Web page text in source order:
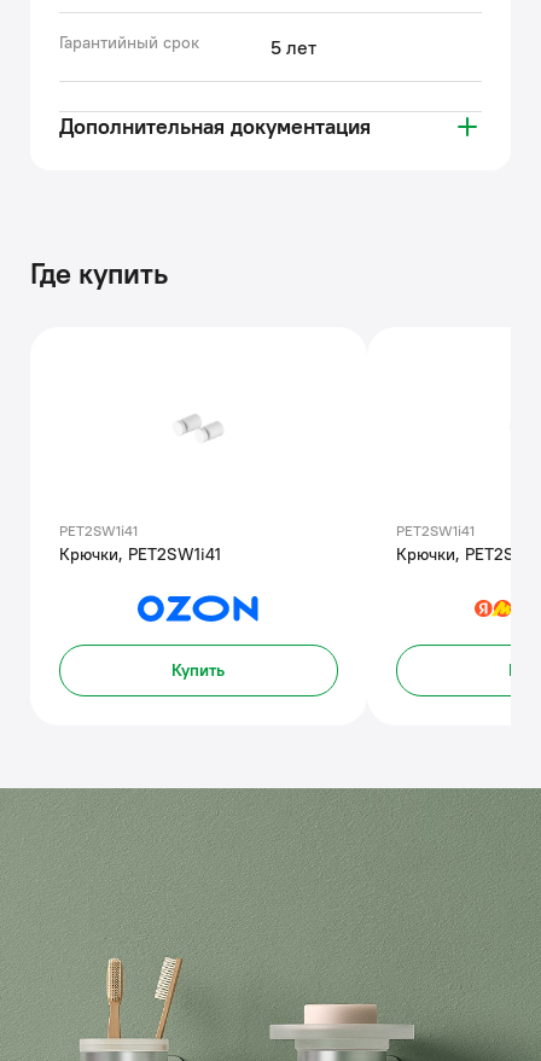
Гарантийный срок 5 лет
Дополнительная документация
Где купить
PET2SW1i41
Крючки, PET2SW1i41
Купить
PET2SW1i41
Крючки,